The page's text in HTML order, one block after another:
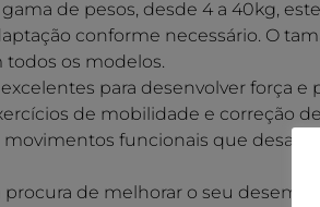
de pesos, desde 4 a 40kg,
conforme necessário. O
os modelos.
para desenvolver força
de mobilidade e correção
funcionais que
procura de melhorar o seu